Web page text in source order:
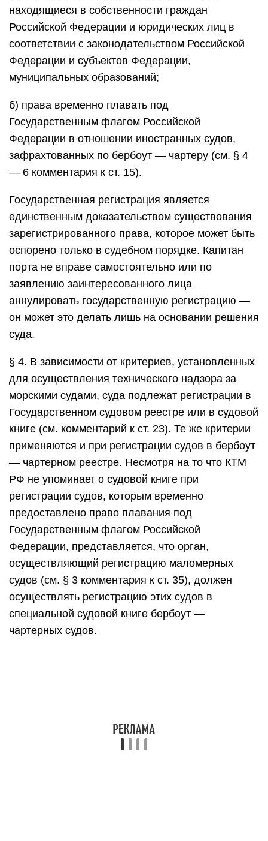
находящиеся в собственности граждан
Российской Федерации и юридических лиц в
соответствии с законодательством Российской
Федерации и субъектов Федерации,
муниципальных образований;
б) права временно плавать под
Государственным флагом Российской
Федерации в отношении иностранных судов,
зафрахтованных по бербоут — чартеру (см. § 4
— 6 комментария к ст. 15).
Государственная регистрация является
единственным доказательством существования
зарегистрированного права, которое может быть
оспорено только в судебном порядке. Капитан
порта не вправе самостоятельно или по
заявлению заинтересованного лица
аннулировать государственную регистрацию —
он может это делать лишь на основании решения
суда.
§ 4. В зависимости от критериев, установленных
для осуществления технического надзора за
морскими судами, суда подлежат регистрации в
Государственном судовом реестре или в судовой
книге (см. комментарий к ст. 23). Те же критерии
применяются и при регистрации судов в бербоут
— чартерном реестре. Несмотря на то что КТМ
РФ не упоминает о судовой книге при
регистрации судов, которым временно
предоставлено право плавания под
Государственным флагом Российской
Федерации, представляется, что орган,
осуществляющий регистрацию маломерных
судов (см. § 3 комментария к ст. 35), должен
осуществлять регистрацию этих судов в
специальной судовой книге бербоут —
чартерных судов.